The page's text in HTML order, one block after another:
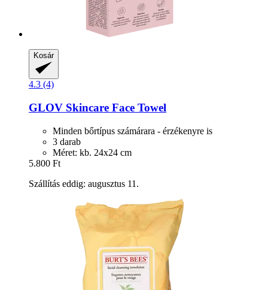
Kosár
4.3 (4)
GLOV Skincare Face Towel
Minden bőrtípus számárara - érzékenyre is
3 darab
Méret: kb. 24x24 cm
5.800 Ft
Szállítás eddig: augusztus 11.